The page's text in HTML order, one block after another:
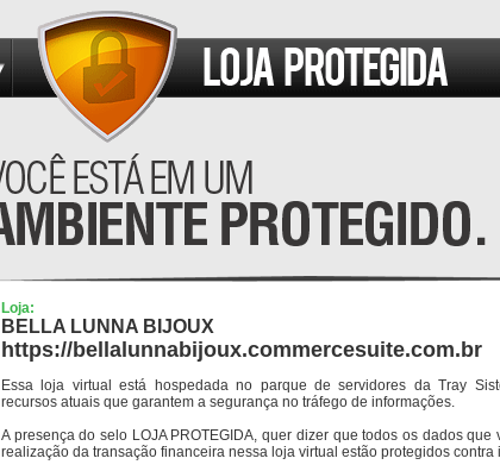
Loja:
BELLA LUNNA BIJOUX
https://bellalunnabijoux.commercesuite.com.br
Essa loja virtual está hospedada no parque de servidores da Tray
recursos atuais que garantem a segurança no tráfego de informações.
A presença do selo LOJA PROTEGIDA, quer dizer que todos os dados que
realização da transação financeira nessa loja virtual estão protegidos contra